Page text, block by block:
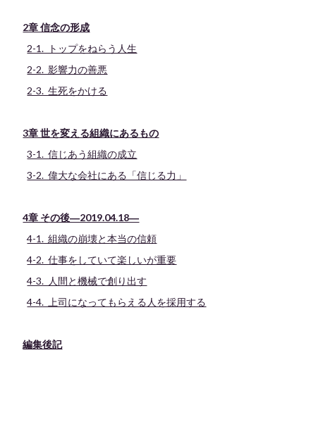
2章 信念の形成
2-1. トップをねらう人生
2-2. 影響力の善悪
2-3. 生死をかける
3章 世を変える組織にあるもの
3-1. 信じあう組織の成立
3-2. 偉大な会社にある「信じる力」
4章 その後―2019.04.18―
4-1. 組織の崩壊と本当の信頼
4-2. 仕事をしていて楽しいが重要
4-3. 人間と機械で創り出す
4-4. 上司になってもらえる人を採用する
編集後記